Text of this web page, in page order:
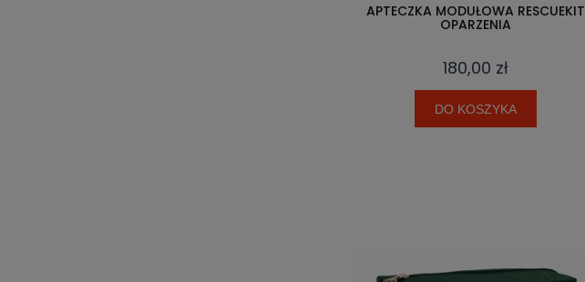
APTECZKA MODUŁOWA RESCUEKIT
OPARZENIA
180,00 zł
DO KOSZYKA